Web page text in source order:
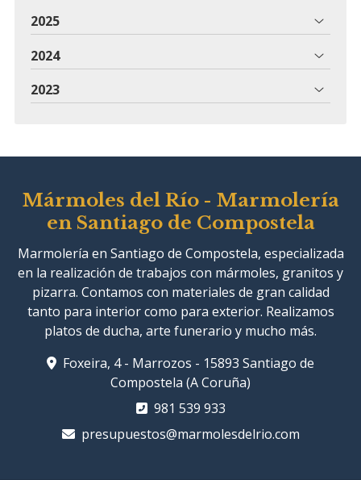
2025
2024
2023
Mármoles del Río - Marmolería
en Santiago de Compostela
Marmolería en Santiago de Compostela, especializada
en la realización de trabajos con mármoles, granitos y
pizarra. Contamos con materiales de gran calidad
tanto para interior como para exterior. Realizamos
platos de ducha, arte funerario y mucho más.
Foxeira, 4 - Marrozos - 15893 Santiago de
Compostela (A Coruña)
981 539 933
presupuestos@marmolesdelrio.com